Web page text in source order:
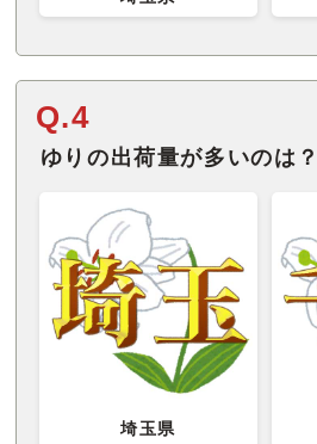
Q.4
ゆりの出荷量が多いのは
埼玉県